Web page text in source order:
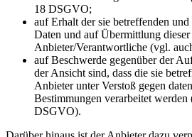
18 DSGVO;
auf Erhalt der sie betreffenden
Daten und auf Übermittlung dieser
Anbieter/Verantwortliche (vgl.
auf Beschwerde gegenüber der
der Ansicht sind, dass die sie
Anbieter unter Verstoß gegen
Bestimmungen verarbeitet
DSGVO).